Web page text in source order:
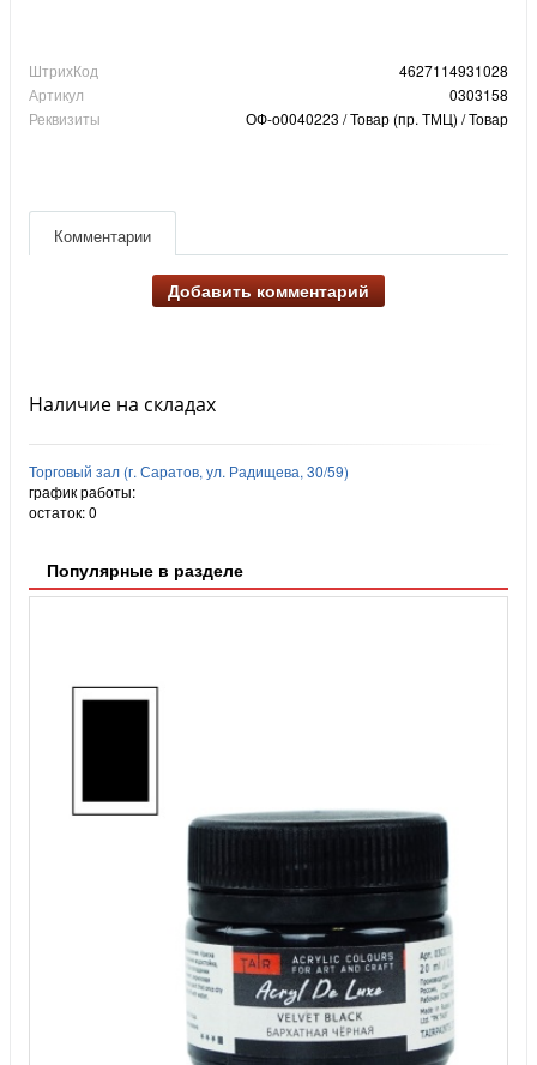
ШтрихКод
4627114931028
Артикул
0303158
Реквизиты
ОФ-о0040223 / Товар (пр. ТМЦ) / Товар
Комментарии
Добавить комментарий
Наличие на складах
Торговый зал (г. Саратов, ул. Радищева, 30/59)
график работы:
остаток:0
Популярные в разделе